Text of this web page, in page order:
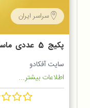
سراسر ایران
ملت و اس ام اس
سایت آفکادو
اطلاعات بیشتر...